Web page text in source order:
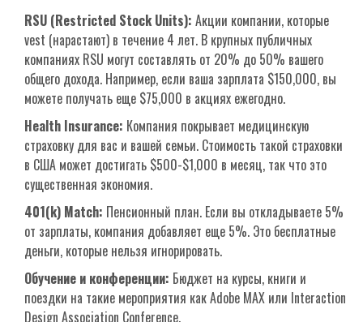
RSU (Restricted Stock Units): Акции компании, которые
vest (нарастают) в течение 4 лет. В крупных публичных
компаниях RSU могут составлять от 20% до 50% вашего
общего дохода. Например, если ваша зарплата $150,000, вы
можете получать еще $75,000 в акциях ежегодно.
Health Insurance: Компания покрывает медицинскую
страховку для вас и вашей семьи. Стоимость такой страховки
в США может достигать $500-$1,000 в месяц, так что это
существенная экономия.
401(k) Match: Пенсионный план. Если вы откладываете 5%
от зарплаты, компания добавляет еще 5%. Это бесплатные
деньги, которые нельзя игнорировать.
Обучение и конференции: Бюджет на курсы, книги и
поездки на такие мероприятия как Adobe MAX или Interaction
Design Association Conference.